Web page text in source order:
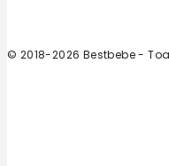
© 2018-2026 Bestbebe -